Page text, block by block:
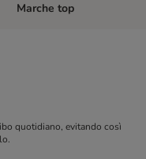
Apri Menù Categoria: Cavalli
Marche top
quotidiano, evitando così